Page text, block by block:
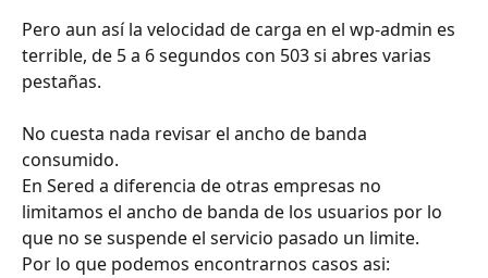
Pero aun así la velocidad de carga en el wp-admin es
terrible, de 5 a 6 segundos con 503 si abres varias
pestañas.
No cuesta nada revisar el ancho de banda
consumido.
En Sered a diferencia de otras empresas no
limitamos el ancho de banda de los usuarios por lo
que no se suspende el servicio pasado un limite.
Por lo que podemos encontrarnos casos asi: